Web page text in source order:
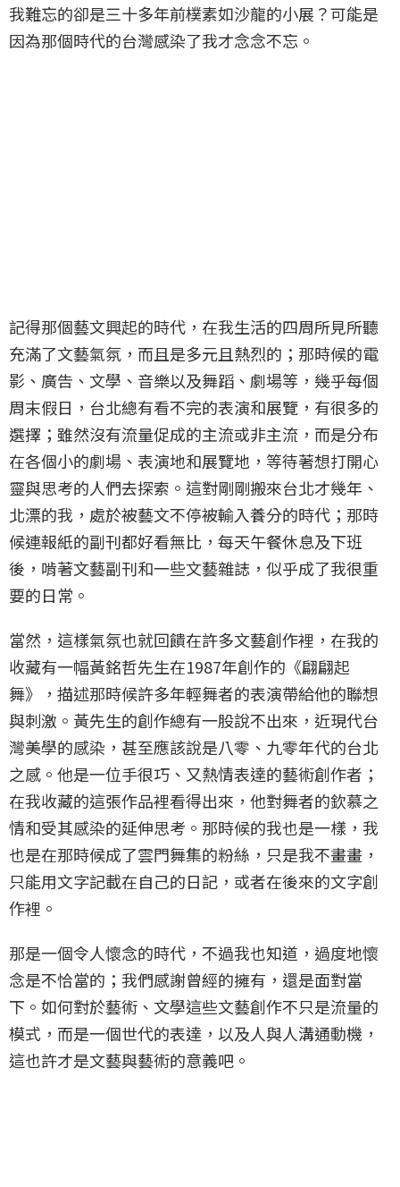
我難忘的卻是三十多年前樸素如沙龍的小展？可能是
因為那個時代的台灣感染了我才念念不忘。
記得那個藝文興起的時代，在我生活的四周所見所聽
充滿了文藝氣氛，而且是多元且熱烈的；那時候的電
影、廣告、文學、音樂以及舞蹈、劇場等，幾乎每個
周末假日，台北總有看不完的表演和展覽，有很多的
選擇；雖然沒有流量促成的主流或非主流，而是分布
在各個小的劇場、表演地和展覽地，等待著想打開心
靈與思考的人們去探索。這對剛剛搬來台北才幾年、
北漂的我，處於被藝文不停被輸入養分的時代；那時
候連報紙的副刊都好看無比，每天午餐休息及下班
後，啃著文藝副刊和一些文藝雜誌，似乎成了我很重
要的日常。
當然，這樣氣氛也就回饋在許多文藝創作裡，在我的
收藏有一幅黃銘哲先生在1987年創作的《翩翩起
舞》，描述那時候許多年輕舞者的表演帶給他的聯想
與刺激。黃先生的創作總有一股說不出來，近現代台
灣美學的感染，甚至應該說是八零、九零年代的台北
之感。他是一位手很巧、又熱情表達的藝術創作者；
在我收藏的這張作品裡看得出來，他對舞者的欽慕之
情和受其感染的延伸思考。那時候的我也是一樣，我
也是在那時候成了雲門舞集的粉絲，只是我不畫畫，
只能用文字記載在自己的日記，或者在後來的文字創
作裡。
那是一個令人懷念的時代，不過我也知道，過度地懷
念是不恰當的；我們感謝曾經的擁有，還是面對當
下。如何對於藝術、文學這些文藝創作不只是流量的
模式，而是一個世代的表達，以及人與人溝通動機，
這也許才是文藝與藝術的意義吧。